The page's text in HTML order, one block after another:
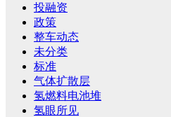
投融资
政策
整车动态
未分类
标准
气体扩散层
氢燃料电池堆
氢眼所见